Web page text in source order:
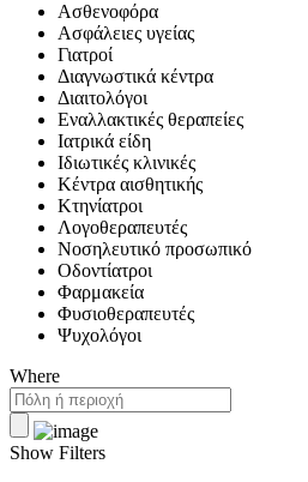
Ασθενοφόρα
Ασφάλειες υγείας
Γιατροί
Διαγνωστικά κέντρα
Διαιτολόγοι
Εναλλακτικές θεραπείες
Ιατρικά είδη
Ιδιωτικές κλινικές
Κέντρα αισθητικής
Κτηνίατροι
Λογοθεραπευτές
Νοσηλευτικό προσωπικό
Οδοντίατροι
Φαρμακεία
Φυσιοθεραπευτές
Ψυχολόγοι
Where
Show Filters